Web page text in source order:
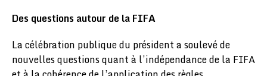
Des questions autour de la FIFA
La célébration publique du président a soulevé de
nouvelles questions quant à l’indépendance de la FIFA